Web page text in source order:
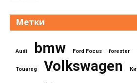
Метки
Audi bmw Ford Focus forester
Touareg Volkswagen